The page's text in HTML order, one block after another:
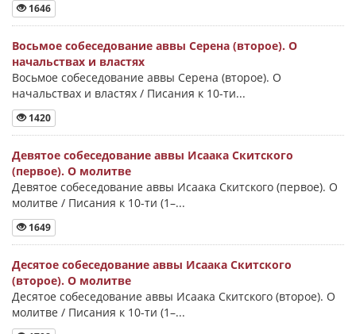
1646
Восьмое собеседование аввы Серена (второе). О
начальствах и властях
Восьмое собеседование аввы Серена (второе). О
начальствах и властях / Писания к 10-ти...
1420
Девятое собеседование аввы Исаака Скитского
(первое). О молитве
Девятое собеседование аввы Исаака Скитского (первое). О
молитве / Писания к 10-ти (1–...
1649
Десятое собеседование аввы Исаака Скитского
(второе). О молитве
Десятое собеседование аввы Исаака Скитского (второе). О
молитве / Писания к 10-ти (1–...